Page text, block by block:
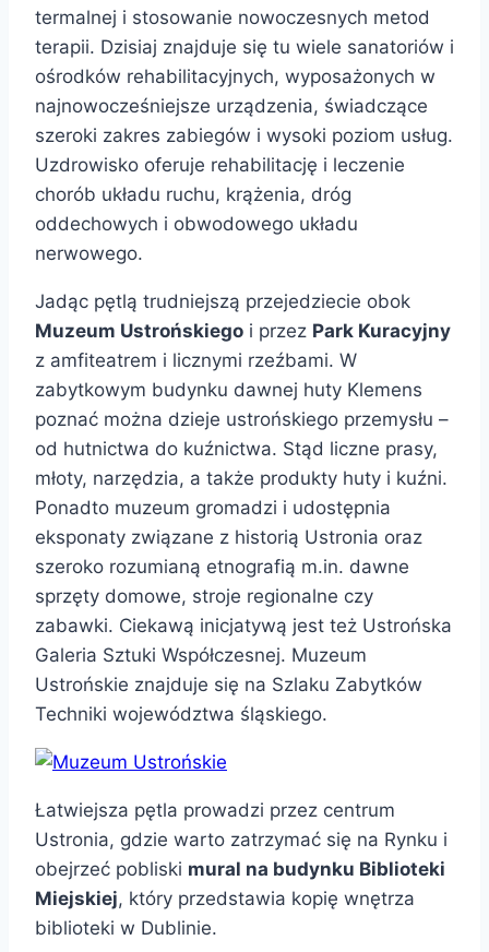
termalnej i stosowanie nowoczesnych metod
terapii. Dzisiaj znajduje się tu wiele sanatoriów i
ośrodków rehabilitacyjnych, wyposażonych w
najnowocześniejsze urządzenia, świadczące
szeroki zakres zabiegów i wysoki poziom usług.
Uzdrowisko oferuje rehabilitację i leczenie
chorób układu ruchu, krążenia, dróg
oddechowych i obwodowego układu
nerwowego.
Jadąc pętlą trudniejszą przejedziecie obok
Muzeum Ustrońskiego i przez Park Kuracyjny
z amfiteatrem i licznymi rzeźbami. W
zabytkowym budynku dawnej huty Klemens
poznać można dzieje ustrońskiego przemysłu –
od hutnictwa do kuźnictwa. Stąd liczne prasy,
młoty, narzędzia, a także produkty huty i kuźni.
Ponadto muzeum gromadzi i udostępnia
eksponaty związane z historią Ustronia oraz
szeroko rozumianą etnografią m.in. dawne
sprzęty domowe, stroje regionalne czy
zabawki. Ciekawą inicjatywą jest też Ustrońska
Galeria Sztuki Współczesnej. Muzeum
Ustrońskie znajduje się na Szlaku Zabytków
Techniki województwa śląskiego.
Łatwiejsza pętla prowadzi przez centrum
Ustronia, gdzie warto zatrzymać się na Rynku i
obejrzeć pobliski mural na budynku Biblioteki
Miejskiej, który przedstawia kopię wnętrza
biblioteki w Dublinie.